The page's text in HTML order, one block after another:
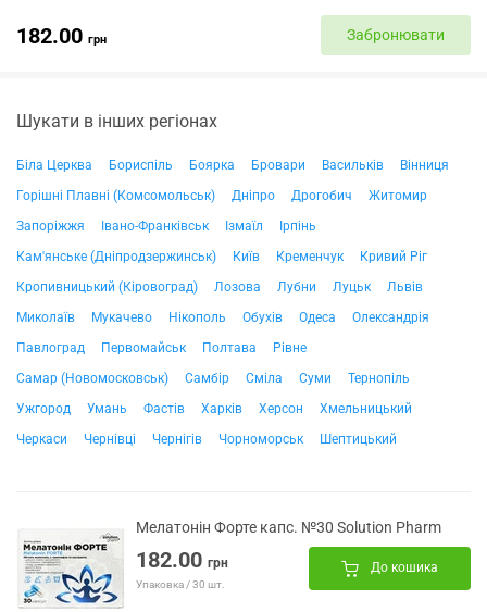
182.00 грн Забронювати
Шукати в інших регіонах
Біла Церква Бориспіль Боярка Бровари Васильків
Вінниця
Горішні Плавні (Комсомольськ)
Дніпро Дрогобич
Житомир
Запоріжжя
Івано-Франківськ Ізмаїл
Ірпінь
Кам'янське (Дніпродзержинськ)
Київ Кременчук
Кривий Ріг
Кропивницький (Кіровоград)
Лозова Лубни Луцьк
Львів
Миколаїв
Мукачево Нікополь Обухів Одеса
Олександрія
Павлоград
Первомайськ Полтава
Рівне
Самар (Новомосковськ)
Самбір Сміла Суми
Тернопіль
Ужгород
Умань Фастів Харків Херсон
Хмельницький
Черкаси
Чернівці Чернігів Чорноморськ Шептицький
Мелатонін Форте капс. №30 Solution Pharm
182.00 грн
Упаковка / 30 шт.
До кошика